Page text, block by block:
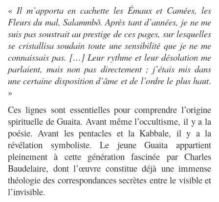
« Il m’apporta en cachette les Émaux et Camées, les
Fleurs du mal, Salammbô. Après tant d’années, je ne me
suis pas soustrait au prestige de ces pages, sur lesquelles
se cristallisa soudain toute une sensibilité que je ne me
connaissais pas. […] Leur rythme et leur désolation me
parlaient, mais non pas directement ; j’étais mis dans
une certaine disposition d’âme et de l’ordre le plus haut.
»
Ces lignes sont essentielles pour comprendre l’origine
spirituelle de Guaita. Avant même l’occultisme, il y a la
poésie. Avant les pentacles et la Kabbale, il y a la
révélation symboliste. Le jeune Guaita appartient
pleinement à cette génération fascinée par Charles
Baudelaire, dont l’œuvre constitue déjà une immense
théologie des correspondances secrètes entre le visible et
l’invisible.